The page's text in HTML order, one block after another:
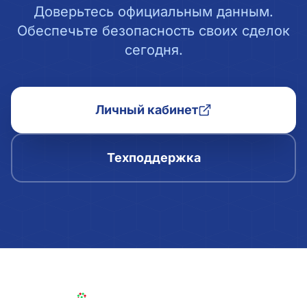
Доверьтесь официальным данным.
Обеспечьте безопасность своих сделок
сегодня.
Личный кабинет
Техподдержка